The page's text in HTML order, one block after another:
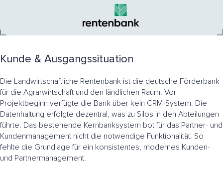
Kunde & Ausgangssituation
Die Landwirtschaftliche Rentenbank ist die deutsche Förderbank
für die Agrarwirtschaft und den ländlichen Raum. Vor
Projektbeginn verfügte die Bank über kein CRM-System. Die
Datenhaltung erfolgte dezentral, was zu Silos in den Abteilungen
führte. Das bestehende Kernbanksystem bot für das Partner- und
Kundenmanagement nicht die notwendige Funktionalität. So
fehlte die Grundlage für ein konsistentes, modernes Kunden-
und Partnermanagement.